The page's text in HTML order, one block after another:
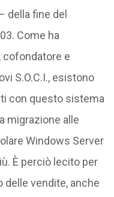
della fine del
Come ha
, cofondatore e
S.O.C.I., esistono
con questo sistema
migrazione alle
Windows Server
È perciò lecito per
delle vendite, anche